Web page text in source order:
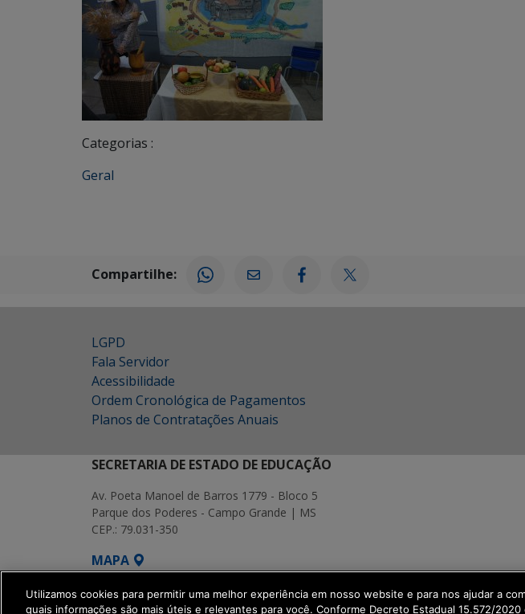
Categorias :
Geral
Compartilhe:
LGPD
Fala Servidor
Acessibilidade
Ordem Cronológica de Pagamentos
Planos de Contratações Anuais
SECRETARIA DE ESTADO DE EDUCAÇÃO
Av. Poeta Manoel de Barros 1779 - Bloco 5
Parque dos Poderes - Campo Grande | MS
CEP.: 79.031-350
MAPA
SETDIG | Secretaria-Executiva de Transformação Digital
Utilizamos cookies para permitir uma melhor experiência em nosso website e para nos ajudar a
quais informações são mais úteis e relevantes para você. Conforme Decreto Estadual 15.572/